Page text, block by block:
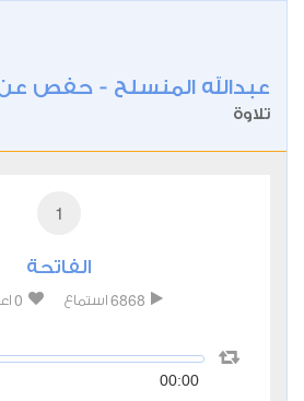
عبدالله المنسلح - حفص
تلاوة
1
الفاتحة
6868 استماع 0
00:00